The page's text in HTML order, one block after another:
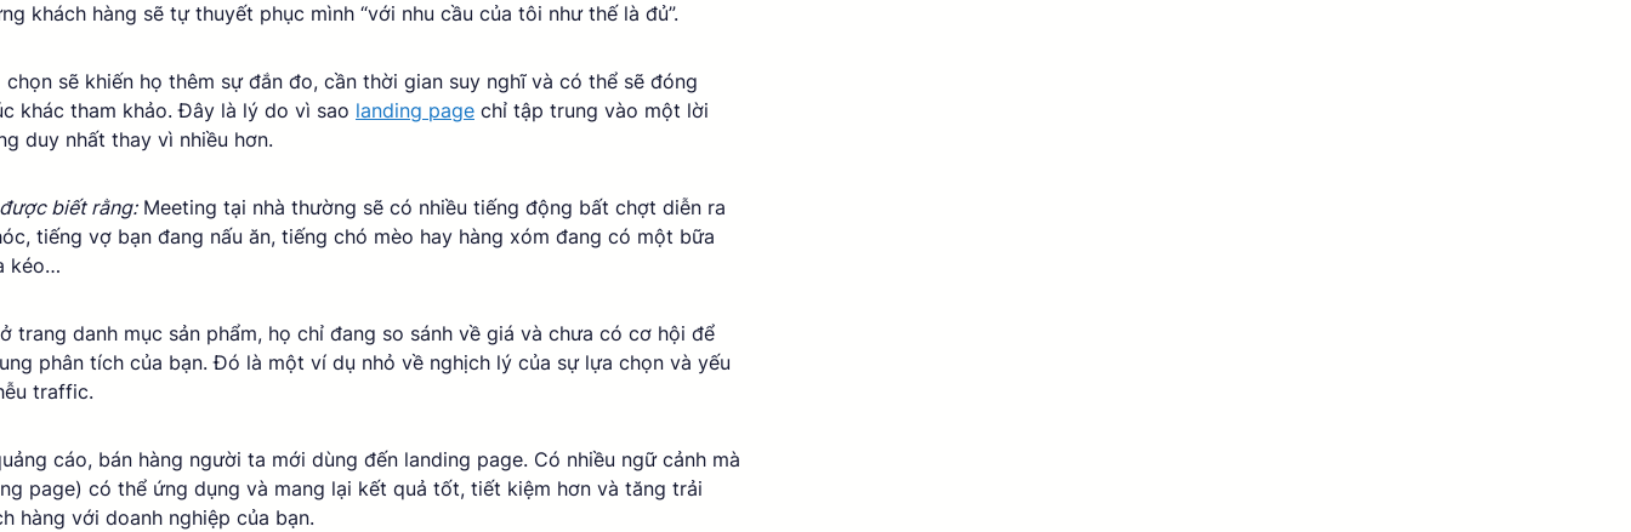
khách hàng sẽ tự thuyết phục mình “với nhu cầu của tôi như thế là đủ”.
chọn sẽ khiến họ thêm sự đắn đo, cần thời gian suy nghĩ và có thể sẽ đóng
khác tham khảo. Đây là lý do vì sao landing page chỉ tập trung vào một lời
duy nhất thay vì nhiều hơn.
biết rằng: Meeting tại nhà thường sẽ có nhiều tiếng động bất chợt diễn ra
tiếng vợ bạn đang nấu ăn, tiếng chó mèo hay hàng xóm đang có một bữa
kéo…
trang danh mục sản phẩm, họ chỉ đang so sánh về giá và chưa có cơ hội để
phân tích của bạn. Đó là một ví dụ nhỏ về nghịch lý của sự lựa chọn và yếu
traffic.
cáo, bán hàng người ta mới dùng đến landing page. Có nhiều ngữ cảnh mà
page) có thể ứng dụng và mang lại kết quả tốt, tiết kiệm hơn và tăng trải
hàng với doanh nghiệp của bạn.